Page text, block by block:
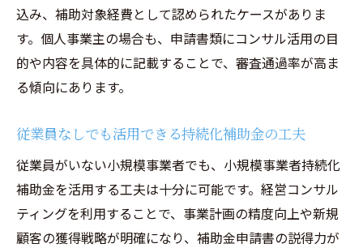
込み、補助対象経費として認められたケースがありま
す。個人事業主の場合も、申請書類にコンサル活用の目
的や内容を具体的に記載することで、審査通過率が高ま
る傾向にあります。
従業員なしでも活用できる持続化補助金の工夫
従業員がいない小規模事業者でも、小規模事業者持続化
補助金を活用する工夫は十分に可能です。経営コンサル
ティングを利用することで、事業計画の精度向上や新規
顧客の獲得戦略が明確になり、補助金申請書の説得力が